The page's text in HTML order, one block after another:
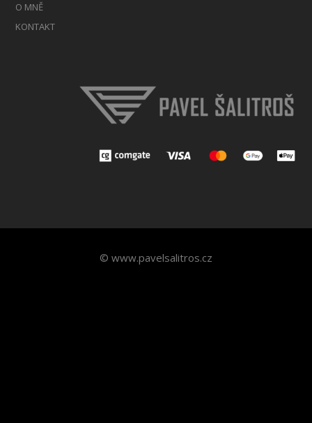
O MNĚ
KONTAKT
© www.pavelsalitros.cz